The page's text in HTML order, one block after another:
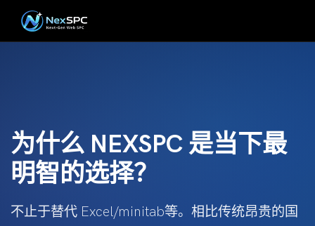
为什么 NEXSPC 是当下最
明智的选择？
不止于替代 Excel/minitab等。相比传统昂贵的国